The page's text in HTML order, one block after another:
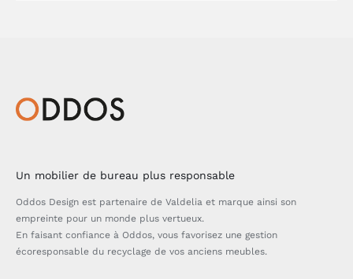
Un mobilier de bureau plus responsable
Oddos Design est partenaire de Valdelia et marque ainsi son
empreinte pour un monde plus vertueux.
En faisant confiance à Oddos, vous favorisez une gestion
écoresponsable du recyclage de vos anciens meubles.